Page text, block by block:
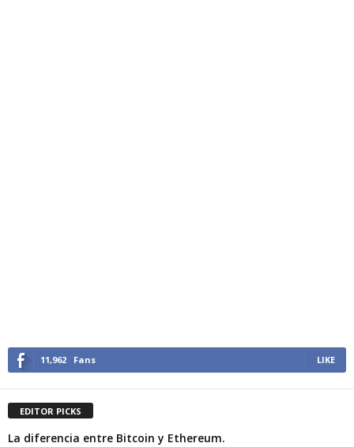
11,962 Fans LIKE
EDITOR PICKS
La diferencia entre Bitcoin y Ethereum.